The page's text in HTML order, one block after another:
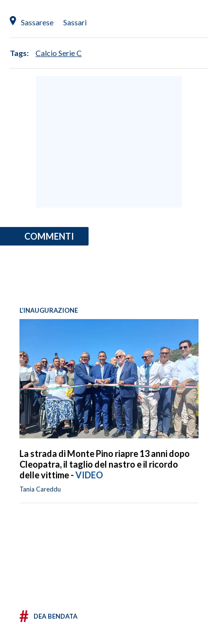
ANNUNCI
PUBBLICITÀ
Sassarese Sassari
Tags: Calcio Serie C
COMMENTI
L’INAUGURAZIONE
La strada di Monte Pino riapre 13 anni dopo
Cleopatra, il taglio del nastro e il ricordo
delle vittime -VIDEO
Tania Careddu
# DEA BENDATA